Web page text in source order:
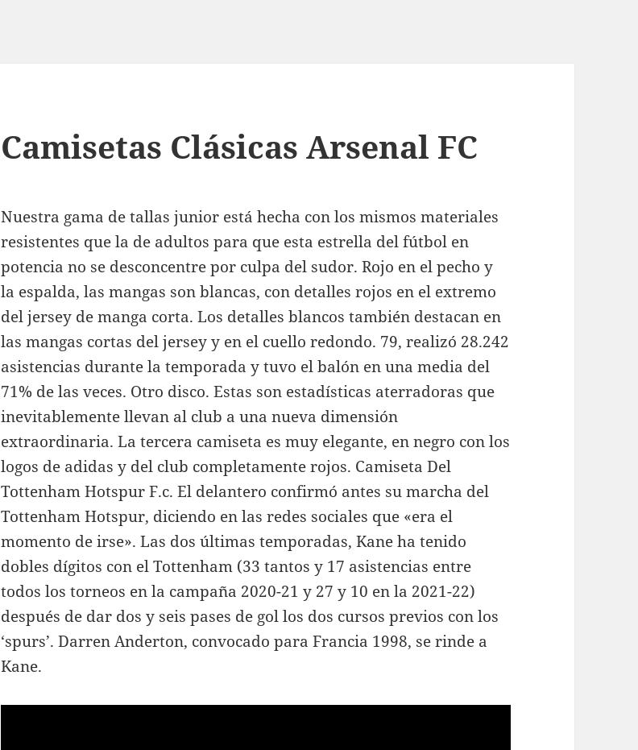
Camisetas Clásicas Arsenal FC
Nuestra gama de tallas junior está hecha con los mismos materiales
resistentes que la de adultos para que esta estrella del fútbol en
potencia no se desconcentre por culpa del sudor. Rojo en el pecho y
la espalda, las mangas son blancas, con detalles rojos en el extremo
del jersey de manga corta. Los detalles blancos también destacan en
las mangas cortas del jersey y en el cuello redondo. 79, realizó 28.242
asistencias durante la temporada y tuvo el balón en una media del
71% de las veces. Otro disco. Estas son estadísticas aterradoras que
inevitablemente llevan al club a una nueva dimensión
extraordinaria. La tercera camiseta es muy elegante, en negro con los
logos de adidas y del club completamente rojos. Camiseta Del
Tottenham Hotspur F.c. El delantero confirmó antes su marcha del
Tottenham Hotspur, diciendo en las redes sociales que «era el
momento de irse». Las dos últimas temporadas, Kane ha tenido
dobles dígitos con el Tottenham (33 tantos y 17 asistencias entre
todos los torneos en la campaña 2020-21 y 27 y 10 en la 2021-22)
después de dar dos y seis pases de gol los dos cursos previos con los
‘spurs’. Darren Anderton, convocado para Francia 1998, se rinde a
Kane.